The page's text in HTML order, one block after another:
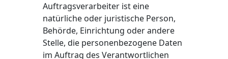
Auftragsverarbeiter ist eine
natürliche oder juristische Person,
Behörde, Einrichtung oder andere
Stelle, die personenbezogene Daten
im Auftrag des Verantwortlichen